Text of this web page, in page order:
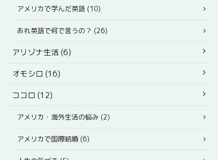
アメリカで学んだ英語 (10)
あれ英語で何で言うの？ (26)
アリゾナ生活 (6)
オモシロ (16)
ココロ (12)
アメリカ・海外生活の悩み (2)
アメリカで国際結婚 (6)